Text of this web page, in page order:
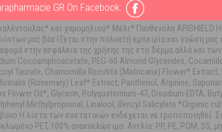
ΦΘΑΛΙΚΕΣ ΕΝΩΣΕΙΣ,ΧΩΡΙΣ
και χαμομηλιού* Μέλι* Πανθενόλη ΑPISHIELD
μας βασίζεται στην πολυετή εμπειρία και γνώση
στην ασφάλεια της χρήσης της στο δέρμα αλλά και
Cocoamphoacetate, PEG-60 Almond Glycerides,
Taurate, Chamomilla Recutita (Matricaria) Flower*
(Rosemary) Leaf* Extract, Panthenol, Arginine,
Oil*, Glycerin, Polyquaternium-47, Disodium EDTA,
Methylpropional, Linalool, Benzyl Salicylate *Organic
Η λίστα των συστατικών ενδέχεται να τροποποιηθεί.
PET, 100% ανακυκλώσιμο. Αντλία: PP, PE, POM, SS,
GR On Facebook: